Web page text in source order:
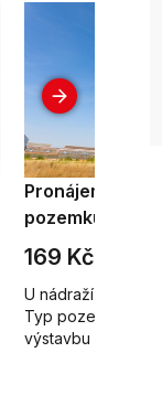
Pronájem
pozemku 5 000
Krumlov
169 Kč za
U nádraží,
Typ pozemky pro
výstavbu • Plocha